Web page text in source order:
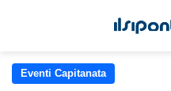
Eventi Capitanata